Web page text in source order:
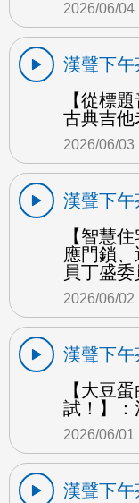
2026/06/04
漢聲下午
【從標
古典吉他
2026/06/03
漢聲下午
【智慧
應門鎖
員丁盛
2026/06/02
漢聲下午
【大豆
試！】
2026/06/01
漢聲下午